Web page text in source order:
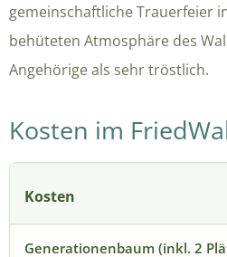
gemeinschaftliche Trauerfeier
behüteten Atmosphäre des
Angehörige als sehr tröstlich.
Kosten im
Kosten